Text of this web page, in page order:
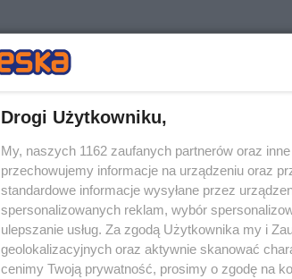
Drogi Użytkowniku,
My, naszych 1162 zaufanych partnerów oraz
przechowujemy informacje na urządzeniu oraz
standardowe informacje wysyłane przez
spersonalizowanych reklam, wybór
ulepszanie usług. Za zgodą Użytkownika my i
geolokalizacyjnych oraz aktywnie skanować
cenimy Twoją prywatność, prosimy o zgodę na